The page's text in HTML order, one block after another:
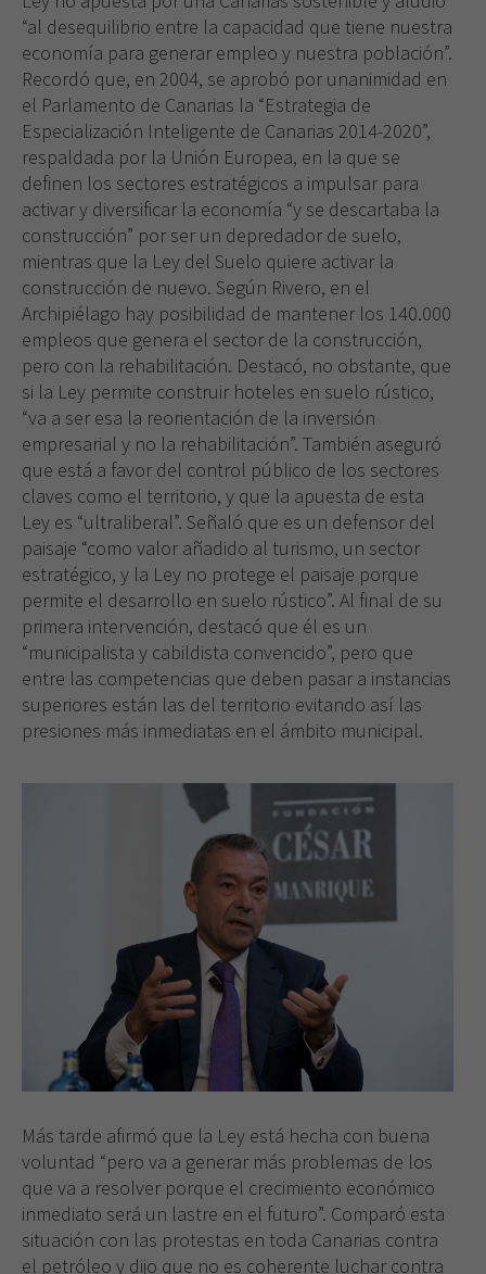
“al desequilibrio entre la capacidad que tiene nuestra
economía para generar empleo y nuestra población”.
Recordó que, en 2004, se aprobó por unanimidad en
el Parlamento de Canarias la “Estrategia de
Especialización Inteligente de Canarias 2014-2020”,
respaldada por la Unión Europea, en la que se
definen los sectores estratégicos a impulsar para
activar y diversificar la economía “y se descartaba la
construcción” por ser un depredador de suelo,
mientras que la Ley del Suelo quiere activar la
construcción de nuevo. Según Rivero, en el
Archipiélago hay posibilidad de mantener los 140.000
empleos que genera el sector de la construcción,
pero con la rehabilitación. Destacó, no obstante, que
si la Ley permite construir hoteles en suelo rústico,
“va a ser esa la reorientación de la inversión
empresarial y no la rehabilitación”. También aseguró
que está a favor del control público de los sectores
claves como el territorio, y que la apuesta de esta
Ley es “ultraliberal”. Señaló que es un defensor del
paisaje “como valor añadido al turismo, un sector
estratégico, y la Ley no protege el paisaje porque
permite el desarrollo en suelo rústico”. Al final de su
primera intervención, destacó que él es un
“municipalista y cabildista convencido”, pero que
entre las competencias que deben pasar a instancias
superiores están las del territorio evitando así las
presiones más inmediatas en el ámbito municipal.
Más tarde afirmó que la Ley está hecha con buena
voluntad “pero va a generar más problemas de los
que va a resolver porque el crecimiento económico
inmediato será un lastre en el futuro”. Comparó esta
situación con las protestas en toda Canarias contra
el petróleo y dijo que no es coherente luchar contra